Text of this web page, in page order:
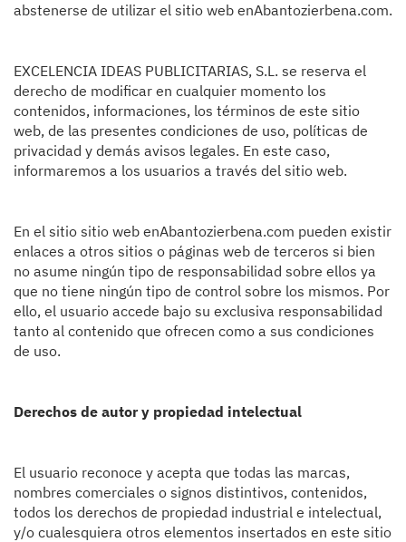
abstenerse de utilizar el sitio web enAbantozierbena.com.
EXCELENCIA IDEAS PUBLICITARIAS, S.L. se reserva el
derecho de modificar en cualquier momento los
contenidos, informaciones, los términos de este sitio
web, de las presentes condiciones de uso, políticas de
privacidad y demás avisos legales. En este caso,
informaremos a los usuarios a través del sitio web.
En el sitio sitio web enAbantozierbena.com pueden existir
enlaces a otros sitios o páginas web de terceros si bien
no asume ningún tipo de responsabilidad sobre ellos ya
que no tiene ningún tipo de control sobre los mismos. Por
ello, el usuario accede bajo su exclusiva responsabilidad
tanto al contenido que ofrecen como a sus condiciones
de uso.
Derechos de autor y propiedad intelectual
El usuario reconoce y acepta que todas las marcas,
nombres comerciales o signos distintivos, contenidos,
todos los derechos de propiedad industrial e intelectual,
y/o cualesquiera otros elementos insertados en este sitio